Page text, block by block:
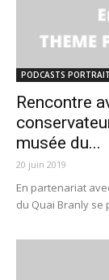
PODCASTS
Rencontre
musée du...
20 juin 2019
En partenariat
du Quai Branly